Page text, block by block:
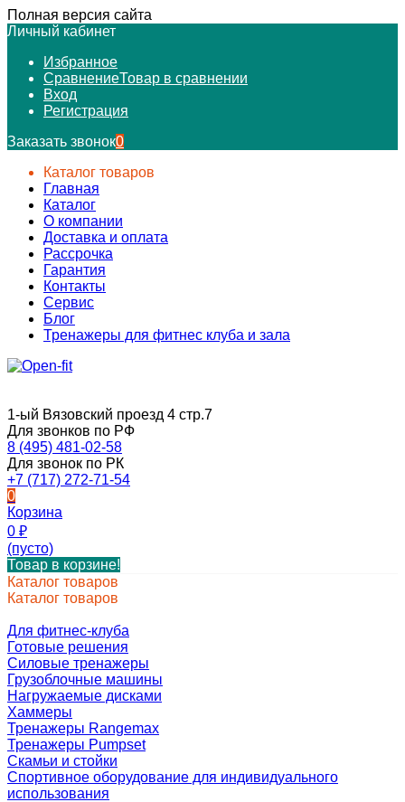
Полная версия сайта
Личный кабинет
Избранное
СравнениеТовар в сравнении
Вход
Регистрация
Заказать звонок0
Каталог товаров
Главная
Каталог
О компании
Доставка и оплата
Рассрочка
Гарантия
Контакты
Сервис
Блог
Тренажеры для фитнес клуба и зала
1-ый Вязовский проезд 4 стр.7
Для звонков по РФ
8 (495) 481-02-58
Для звонок по РК
+7 (717) 272-71-54
0
Корзина
0 ₽
(пусто)
Товар в корзине!
Каталог товаров
Каталог товаров
Для фитнес-клуба
Готовые решения
Силовые тренажеры
Грузоблочные машины
Нагружаемые дисками
Хаммеры
Тренажеры Rangemax
Тренажеры Pumpset
Скамьи и стойки
Спортивное оборудование для индивидуального
использования